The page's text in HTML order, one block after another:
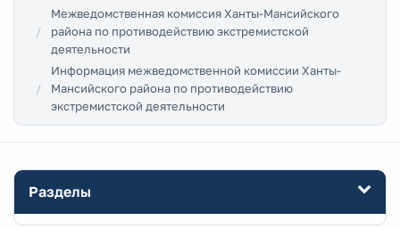
Межведомственная комиссия Ханты-Мансийского
района по противодействию экстремистской
деятельности
Информация межведомственной комиссии Ханты-
Мансийского района по противодействию
экстремистской деятельности
Разделы